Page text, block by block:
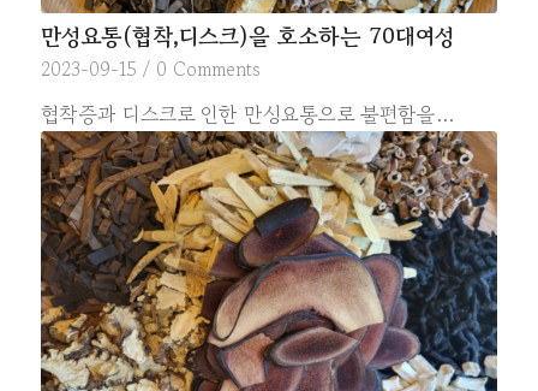
만성요통(협착,디스크)을 호소하는 70대여성
2023-09-15 / 0 Comments
협착증과 디스크로 인한 만성요통으로 불편함을…